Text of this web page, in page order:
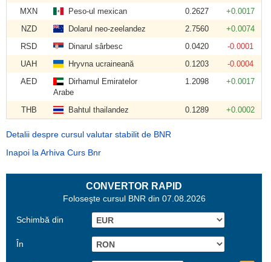
MXN
Peso-ul mexican 0.2627
+0.0017
NZD
Dolarul neo-zeelandez 2.7560
+0.0074
RSD
Dinarul sârbesc 0.0420
-0.0001
UAH
Hryvna ucraineană 0.1203
-0.0004
AED
Dirhamul Emiratelor
Arabe
1.2098 +0.0017
THB Bahtul thailandez 0.1289 +0.0002
Detalii despre cursul valutar stabilit de BNR
Inapoi la Arhiva Curs Bnr
CONVERTOR RAPID
Foloseşte cursul BNR din 07.08.2026
Schimbă din
În